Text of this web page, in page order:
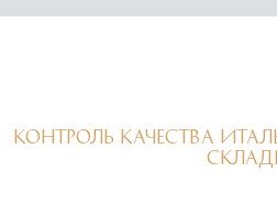
КОНТРОЛЬ КАЧЕСТВА